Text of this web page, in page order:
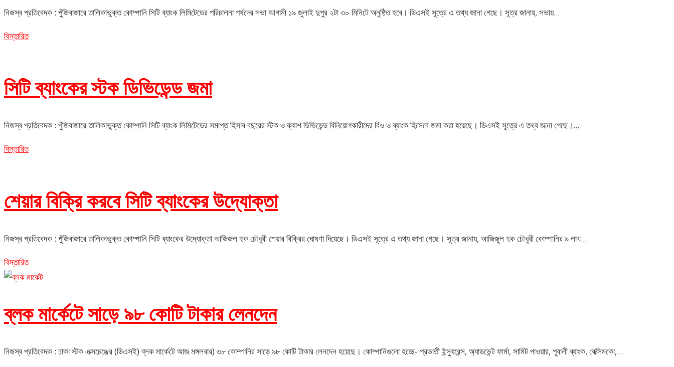
নিজস্ব প্রতিবেদক : পুঁজিবাজারে তালিকাভুক্ত কোম্পানি সিটি ব্যাংক লিমিটেডের পরিচালনা পর্ষদের সভা আগামী ১৯ জুলাই দুপুর ২টা ৩০ মিনিটে অনুষ্ঠিত হবে। ডিএসই সূত্রে এ তথ্য জানা গেছে। সূত্র জানায়, সভায়...
বিস্তারিত
সিটি ব্যাংকের স্টক ডিভিডেন্ড জমা
নিজস্ব প্রতিবেদক : পুঁজিবাজারে তালিকাভুক্ত কোম্পানি সিটি ব্যাংক লিমিটেডের সমাপ্ত হিসাব বছরের স্টক ও ক্যাশ ডিভিডেন্ড বিনিয়োগকারীদের বিও ও ব্যাংক হিসেবে জমা করা হয়েছে। ডিএসই সূত্রে এ তথ্য জানা গেছে।...
বিস্তারিত
শেয়ার বিক্রি করবে সিটি ব্যাংকের উদ্যোক্তা
নিজস্ব প্রতিবেদক : পুঁজিবাজারে তালিকাভুক্ত কোম্পানি সিটি ব্যাংকের উদ্যোক্তা আজিজল হক চৌধুরী শেয়ার বিক্রির ঘোষণা দিয়েছে। ডিএসই সূত্রে এ তথ্য জানা গেছে। সূত্র জানায়, আজিজুল হক চৌধুরী কোম্পানির ৯ লাখ...
বিস্তারিত
ব্লক মার্কেটে সাড়ে ৯৮ কোটি টাকার লেনদেন
নিজস্ব প্রতিবেদক : ঢাকা স্টক এক্সচেঞ্জের (ডিএসই) ব্লক মার্কেটে আজ মঙ্গলবার) ৩৮ কোম্পানির সাড়ে ৯৮ কোটি টাকার লেনদেন হয়েছে। কোম্পানিগুলো হচ্ছে- প্রভাতী ইন্স্যুরেন্স, অ্যাডভেন্ট ফার্মা, সামিট পাওয়ার, পূবালী ব্যাংক, বেক্সিমকো,...